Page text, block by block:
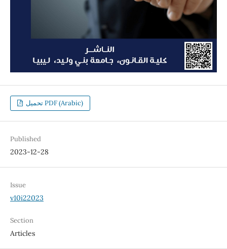
تحميل PDF (Arabic)
Published
2023-12-28
Issue
v10i22023
Section
Articles